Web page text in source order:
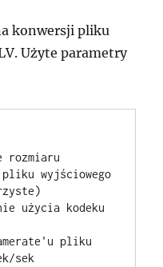
konwersji pliku
Użyte parametry
rozmiaru
wyjściowego
użycia kodeku
pliku
sek